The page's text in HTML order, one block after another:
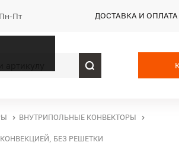
Пт ДОСТАВКА И ОПЛАТА
ВНУТРИПОЛЬНЫЕ КОНВЕКТОРЫ
БЕЗ РЕШЕТКИ